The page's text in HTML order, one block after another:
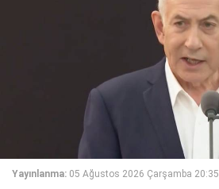
Yayınlanma: 05 Ağustos 2026 Çarşamba 20:35